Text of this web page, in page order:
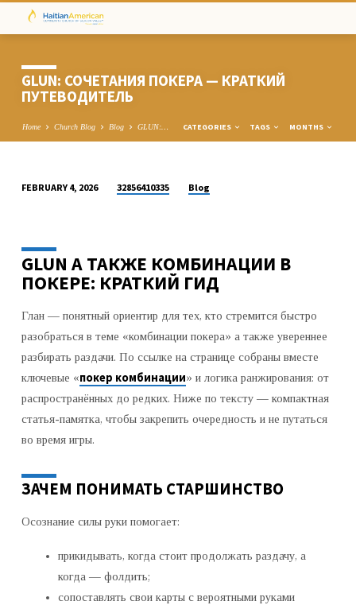
GLUN: СОЧЕТАНИЯ ПОКЕРА — КРАТКИЙ
ПУТЕВОДИТЕЛЬ
Home Church Blog Blog GLUN:… CATEGORIES TAGS MONTHS
ПОКЕРА
—
КРАТКИЙ
FEBRUARY 4, 2026 32856410335 Blog
GLUN А ТАКЖЕ КОМБИНАЦИИ В
ПОКЕРЕ: КРАТКИЙ ГИД
Глан — понятный ориентир для тех, кто стремится быстро
разобраться в теме «комбинации покера» а также увереннее
разбирать раздачи. По ссылке на странице собраны вместе
ключевые «покер комбинации» и логика ранжирования: от
распространённых до редких. Ниже по тексту — компактная
статья-памятка, чтобы закрепить очередность и не путаться
во время игры.
ЗАЧЕМ ПОНИМАТЬ СТАРШИНСТВО
Осознание силы руки помогает:
прикидывать, когда стоит продолжать раздачу, а
когда — фолдить;
сопоставлять свои карты с вероятными руками